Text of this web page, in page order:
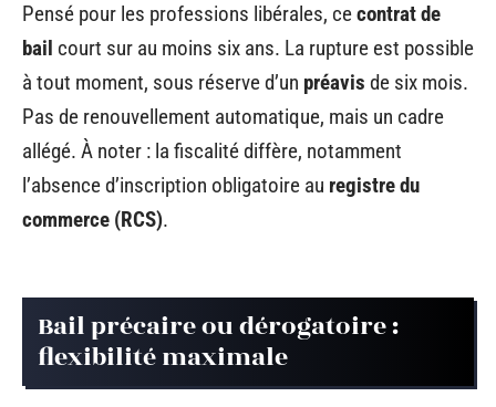
Pensé pour les professions libérales, cecontrat de
bail court sur au moins six ans. La rupture est possible
à tout moment, sous réserve d’un préavis de six mois.
Pas de renouvellement automatique, mais un cadre
allégé. À noter : la fiscalité diffère, notamment
l’absence d’inscription obligatoire au registre du
commerce (RCS).
Bail précaire ou dérogatoire :
flexibilité maximale